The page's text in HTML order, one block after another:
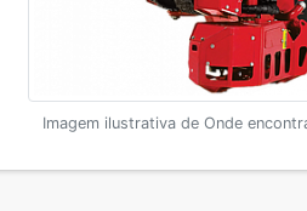
Imagem ilustrativa de Onde